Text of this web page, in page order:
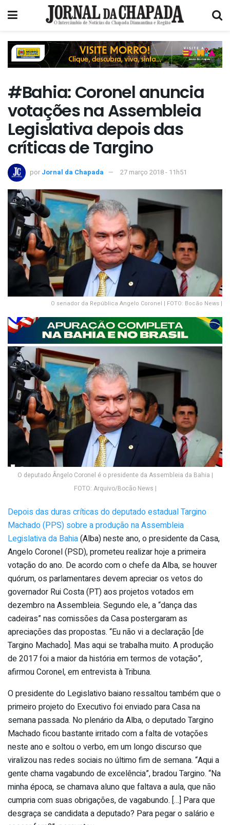
#Bahia: Coronel anuncia
votações na Assembleia
Legislativa depois das
críticas de Targino
por Jornal da Chapada 27 março 2018 - 11h51
O senador da República Angelo Coronel | FOTO: Bocão News |
O deputado Ângelo Coronel é o presidente da Assembleia da Bahia |
FOTO: Arquivo/Bocão News |
Depois das duras críticas do deputado estadual Targino
Machado (PPS) sobre a produção na Assembleia
Legislativa da Bahia(Alba) neste ano, o presidente da Casa,
Angelo Coronel (PSD), prometeu realizar hoje a primeira
votação do ano. De acordo com o chefe da Alba, se houver
quórum, os parlamentares devem apreciar os vetos do
governador Rui Costa (PT) aos projetos votados em
dezembro na Assembleia. Segundo ele, a “dança das
cadeiras” nas comissões da Casa postergaram as
apreciações das propostas. “Eu não vi a declaração [de
Targino Machado]. Mas aqui se trabalha muito. A produção
de 2017 foi a maior da história em termos de votação”,
afirmou Coronel, em entrevista à Tribuna.
O presidente do Legislativo baiano ressaltou também que o
primeiro projeto do Executivo foi enviado para Casa na
semana passada. No plenário da Alba, o deputado Targino
Machado ficou bastante irritado com a falta de votações
neste ano e soltou o verbo, em um longo discurso que
viralizou nas redes sociais no último fim de semana. “Aqui a
gente chama vagabundo de excelência”, bradou Targino. “Na
minha época, se chamava aluno que faltava a aula, que não
cumpria com suas obrigações, de vagabundo. […] Para que
desgraça se candidata a deputado? Para pegar o salário e